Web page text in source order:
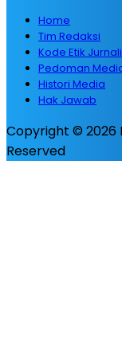
Home
Tim Redaksi
Kode Etik
Pedoman
Histori Media
Hak Jawab
Copyright © 2026
Reserved